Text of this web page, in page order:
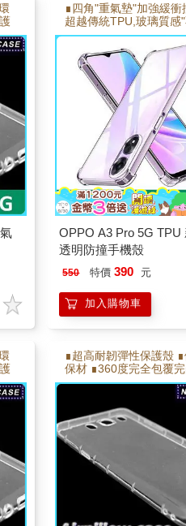
∎四角"重氣墊"加強緩衝
超越傳統TPU,玻璃質感
∎喇叭孔防塵設計 ∎立
鍵分離,邊角加強氣墊 ∎
MM鏡頭高度,完美保護
OPPO A3 Pro 5G TPU
透明防撞手機殼
550 特價 390 元
加入購物車
∎超高耐韌彈性保護殼
保材 ∎360度完全包覆
∎側邊氣墊,邊角加強氣
折能反覆拆卸不易變形